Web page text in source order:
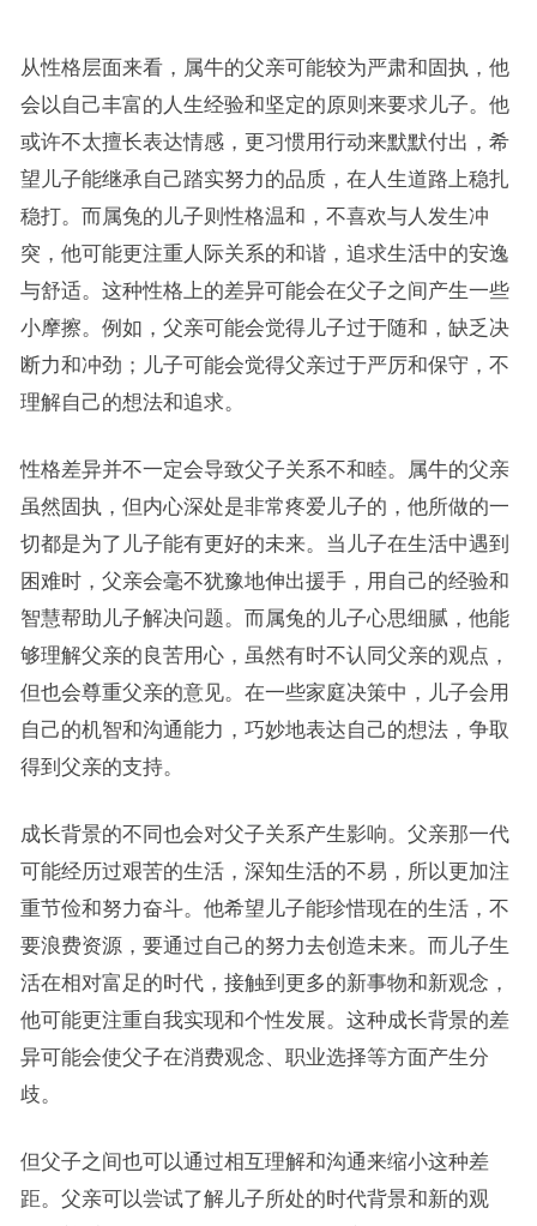
从性格层面来看，属牛的父亲可能较为严肃和固执，他
会以自己丰富的人生经验和坚定的原则来要求儿子。他
或许不太擅长表达情感，更习惯用行动来默默付出，希
望儿子能继承自己踏实努力的品质，在人生道路上稳扎
稳打。而属兔的儿子则性格温和，不喜欢与人发生冲
突，他可能更注重人际关系的和谐，追求生活中的安逸
与舒适。这种性格上的差异可能会在父子之间产生一些
小摩擦。例如，父亲可能会觉得儿子过于随和，缺乏决
断力和冲劲；儿子可能会觉得父亲过于严厉和保守，不
理解自己的想法和追求。
性格差异并不一定会导致父子关系不和睦。属牛的父亲
虽然固执，但内心深处是非常疼爱儿子的，他所做的一
切都是为了儿子能有更好的未来。当儿子在生活中遇到
困难时，父亲会毫不犹豫地伸出援手，用自己的经验和
智慧帮助儿子解决问题。而属兔的儿子心思细腻，他能
够理解父亲的良苦用心，虽然有时不认同父亲的观点，
但也会尊重父亲的意见。在一些家庭决策中，儿子会用
自己的机智和沟通能力，巧妙地表达自己的想法，争取
得到父亲的支持。
成长背景的不同也会对父子关系产生影响。父亲那一代
可能经历过艰苦的生活，深知生活的不易，所以更加注
重节俭和努力奋斗。他希望儿子能珍惜现在的生活，不
要浪费资源，要通过自己的努力去创造未来。而儿子生
活在相对富足的时代，接触到更多的新事物和新观念，
他可能更注重自我实现和个性发展。这种成长背景的差
异可能会使父子在消费观念、职业选择等方面产生分
歧。
但父子之间也可以通过相互理解和沟通来缩小这种差
距。父亲可以尝试了解儿子所处的时代背景和新的观